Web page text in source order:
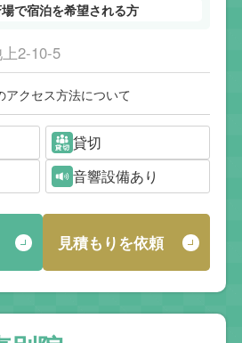
で宿泊を希望される方
2-10-5
アクセス方法について
貸切
音響設備あり
見積もりを依頼